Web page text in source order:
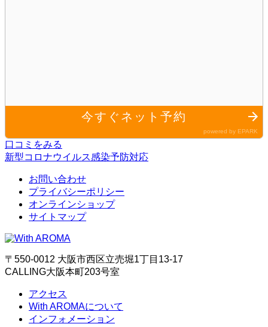
口コミをみる
新型コロナウイルス感染予防対応
お問い合わせ
プライバシーポリシー
オンラインショップ
サイトマップ
〒550-0012 大阪市西区立売堀1丁目13-17
CALLING大阪本町203号室
アクセス
With AROMAについて
インフォメーション